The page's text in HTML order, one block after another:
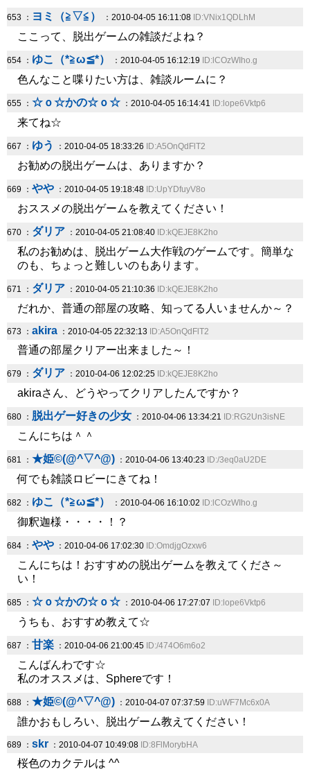
653 ： ヨミ（≧▽≦） ：2010-04-05 16:11:08 ID:VNix1QDLhM
ここって、脱出ゲームの雑談だよね？
654 ： ゆこ（*≧ω≦*） ：2010-04-05 16:12:19 ID:lCOzWIho.g
色んなこと喋りたい方は、雑談ルームに？
655 ： ☆ｏ☆かの☆ｏ☆ ：2010-04-05 16:14:41 ID:lope6Vktp6
来てね☆
667 ： ゆう ：2010-04-05 18:33:26 ID:A5OnQdFlT2
お勧めの脱出ゲームは、ありますか？
669 ： やや ：2010-04-05 19:18:48 ID:UpYDfuyV8o
おススメの脱出ゲームを教えてください！
670 ： ダリア ：2010-04-05 21:08:40 ID:kQEJE8K2ho
私のお勧めは、脱出ゲーム大作戦のゲームです。簡単な
のも、ちょっと難しいのもあります。
671 ： ダリア ：2010-04-05 21:10:36 ID:kQEJE8K2ho
だれか、普通の部屋の攻略、知ってる人いませんか～？
673 ： akira ：2010-04-05 22:32:13 ID:A5OnQdFlT2
普通の部屋クリアー出来ました～！
679 ： ダリア ：2010-04-06 12:02:25 ID:kQEJE8K2ho
akiraさん、どうやってクリアしたんですか？
680 ： 脱出ゲー好きの少女 ：2010-04-06 13:34:21 ID:RG2Un3isNE
こんにちは＾＾
681 ： ★姫©(@^▽^@) ：2010-04-06 13:40:23 ID:/3eq0aU2DE
何でも雑談ロビーにきてね！
682 ： ゆこ（*≧ω≦*） ：2010-04-06 16:10:02 ID:lCOzWIho.g
御釈迦様・・・・！？
684 ： やや ：2010-04-06 17:02:30 ID:OmdjgOzxw6
こんにちは！おすすめの脱出ゲームを教えてくださ～
い！
685 ： ☆ｏ☆かの☆ｏ☆ ：2010-04-06 17:27:07 ID:lope6Vktp6
うちも、おすすめ教えて☆
687 ： 甘楽 ：2010-04-06 21:00:45 ID:/474O6m6o2
こんばんわです☆
私のオススメは、Sphereです！
688 ： ★姫©(@^▽^@) ：2010-04-07 07:37:59 ID:uWF7Mc6x0A
誰かおもしろい、脱出ゲーム教えてください！
689 ： skr ：2010-04-07 10:49:08 ID:8FlMorybHA
桜色のカクテルは ^^